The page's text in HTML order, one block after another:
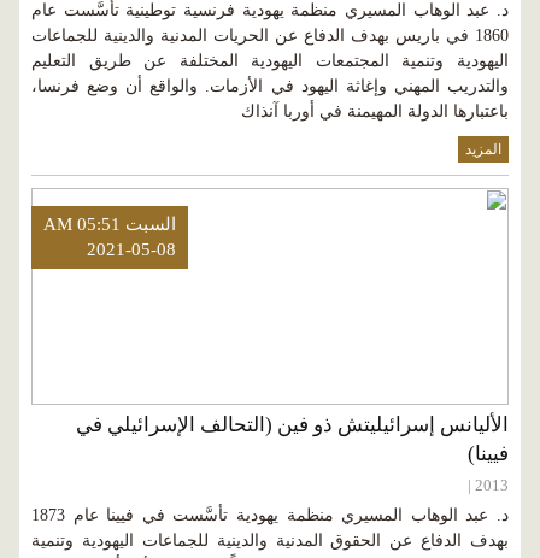
د. عبد الوهاب المسيري منظمة يهودية فرنسية توطينية تأسَّست عام
1860 في باريس بهدف الدفاع عن الحريات المدنية والدينية للجماعات
اليهودية وتنمية المجتمعات اليهودية المختلفة عن طريق التعليم
والتدريب المهني وإغاثة اليهود في الأزمات. والواقع أن وضع فرنسا،
باعتبارها الدولة المهيمنة في أوربا آنذاك
المزيد
السبت AM 05:51
2021-05-08
الأليانس إسرائيليتش ذو فين (التحالف الإسرائيلي في
فيينا)
2013 |
د. عبد الوهاب المسيري منظمة يهودية تأسَّست في فيينا عام 1873
بهدف الدفاع عن الحقوق المدنية والدينية للجماعات اليهودية وتنمية